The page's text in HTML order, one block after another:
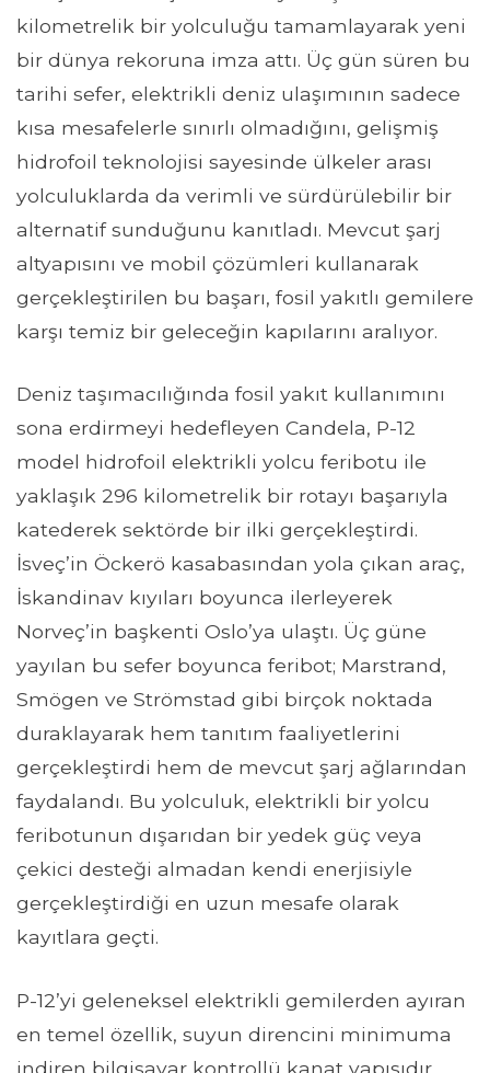
kilometrelik bir yolculuğu tamamlayarak yeni
bir dünya rekoruna imza attı. Üç gün süren bu
tarihi sefer, elektrikli deniz ulaşımının sadece
kısa mesafelerle sınırlı olmadığını, gelişmiş
hidrofoil teknolojisi sayesinde ülkeler arası
yolculuklarda da verimli ve sürdürülebilir bir
alternatif sunduğunu kanıtladı. Mevcut şarj
altyapısını ve mobil çözümleri kullanarak
gerçekleştirilen bu başarı, fosil yakıtlı gemilere
karşı temiz bir geleceğin kapılarını aralıyor.
Deniz taşımacılığında fosil yakıt kullanımını
sona erdirmeyi hedefleyen Candela, P-12
model hidrofoil elektrikli yolcu feribotu ile
yaklaşık 296 kilometrelik bir rotayı başarıyla
katederek sektörde bir ilki gerçekleştirdi.
İsveç’in Öckerö kasabasından yola çıkan araç,
İskandinav kıyıları boyunca ilerleyerek
Norveç’in başkenti Oslo’ya ulaştı. Üç güne
yayılan bu sefer boyunca feribot; Marstrand,
Smögen ve Strömstad gibi birçok noktada
duraklayarak hem tanıtım faaliyetlerini
gerçekleştirdi hem de mevcut şarj ağlarından
faydalandı. Bu yolculuk, elektrikli bir yolcu
feribotunun dışarıdan bir yedek güç veya
çekici desteği almadan kendi enerjisiyle
gerçekleştirdiği en uzun mesafe olarak
kayıtlara geçti.
P-12’yi geleneksel elektrikli gemilerden ayıran
en temel özellik, suyun direncini minimuma
indiren bilgisayar kontrollü kanat yapısıdır.